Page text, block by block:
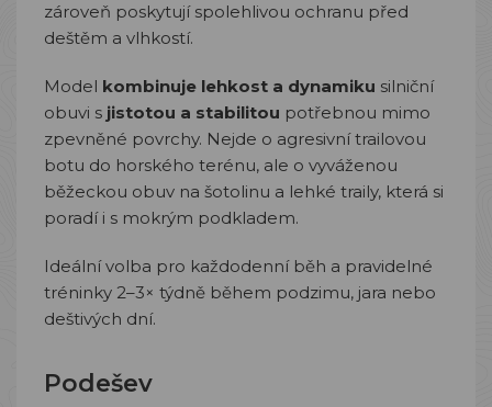
zároveň poskytují spolehlivou ochranu před
deštěm a vlhkostí.
Model kombinuje lehkost a dynamiku silniční
obuvi s jistotou a stabilitou potřebnou mimo
zpevněné povrchy. Nejde o agresivní trailovou
botu do horského terénu, ale o vyváženou
běžeckou obuv na šotolinu a lehké traily, která si
poradí i s mokrým podkladem.
Ideální volba pro každodenní běh a pravidelné
tréninky 2–3× týdně během podzimu, jara nebo
deštivých dní.
Podešev